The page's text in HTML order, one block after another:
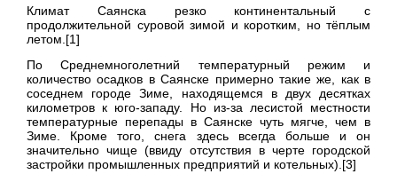
Климат Саянска резко континентальный с
продолжительной суровой зимой и коротким, но тёплым
летом.[1]
По Среднемноголетний температурный режим и
количество осадков в Саянске примерно такие же, как в
соседнем городе Зиме, находящемся в двух десятках
километров к юго-западу. Но из-за лесистой местности
температурные перепады в Саянске чуть мягче, чем в
Зиме. Кроме того, снега здесь всегда больше и он
значительно чище (ввиду отсутствия в черте городской
застройки промышленных предприятий и котельных).[3]